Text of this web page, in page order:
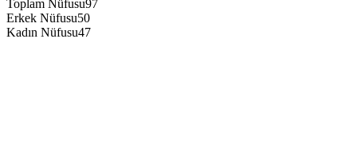
Toplam Nüfusu97
Erkek Nüfusu50
Kadın Nüfusu47